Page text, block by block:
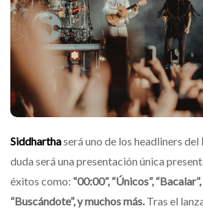
Siddharthaserá uno de los headliners del
duda será una presentación única
éxitos como: “00:00”, “Únicos”,
“Buscándote”, y muchos más. Tras el